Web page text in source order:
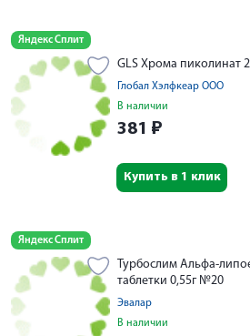
Яндекс Сплит
GLS Хрома пиколинат
Глобал Хэлфкеар ООО
В наличии
381 ₽
Купить в 1 клик
Яндекс Сплит
Турбослим Альфа-
таблетки 0,55г №20
Эвалар
В наличии